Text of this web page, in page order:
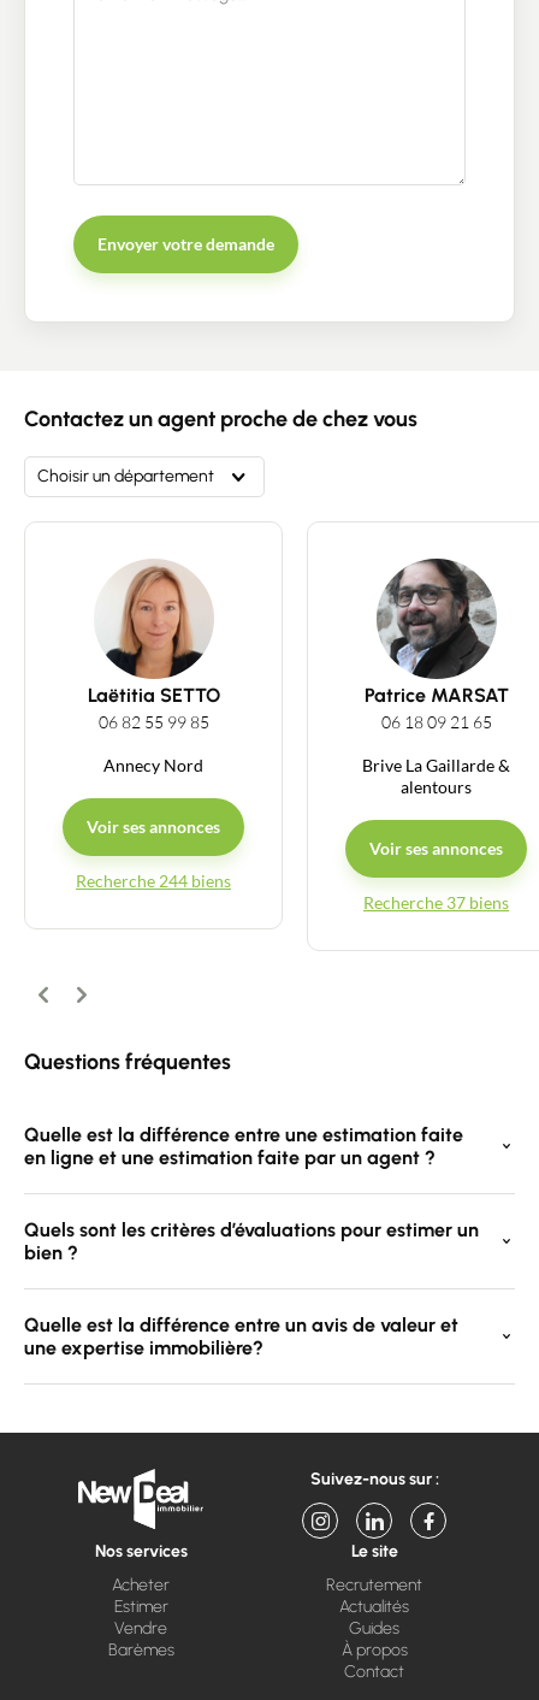
Estimer/Vendre
Acheter
Recrutement
Actualités
Guides
Contact
Envoyer votre demande
Contactez un agent proche de chez vous
Choisir un département
Laëtitia SETTO
06 82 55 99 85
Annecy Nord
Voir ses annonces
Recherche 244 biens
Patrice MARSAT
06 18 09 21 65
Brive La Gaillarde &
alentours
Voir ses annonces
Recherche 37 biens
Précédent
Suivant
Questions fréquentes
Quelle est la différence entre une estimation faite
en ligne et une estimation faite par un agent ?
Quels sont les critères d’évaluations pour estimer un
bien ?
Quelle est la différence entre un avis de valeur et
une expertise immobilière?
Suivez-nous sur :
Nos services
Acheter
Estimer
Vendre
Barèmes
Le site
Recrutement
Actualités
Guides
À propos
Contact